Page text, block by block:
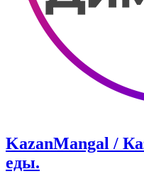
KazanMangal /
еды.